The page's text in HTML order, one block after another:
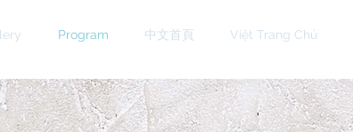
Program 中文首頁 Việt Trang Chủ